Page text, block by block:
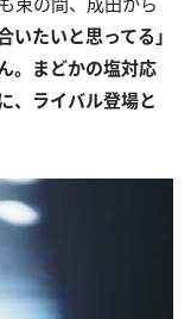
いたいと思ってる」
。まどかの塩対応
、ライバル登場と